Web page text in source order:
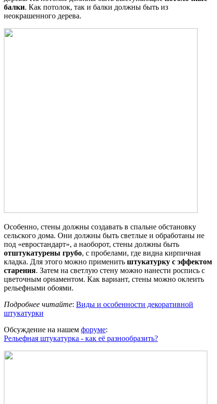
балки. Как потолок, так и балки должны быть из
неокрашенного дерева.
Особенно, стены должны создавать в спальне обстановку
сельского дома. Они должны быть светлые и обработаны не
под «евростандарт», а наоборот, стены должны быть
отштукатурены грубо, с пробелами, где видна кирпичная
кладка. Для этого можно применить штукатурку с эффектом
старения. Затем на светлую стену можно нанести роспись с
цветочным орнаментом. Как вариант, стены можно оклеить
рельефными обоями.
Подробнее читайте: Виды и особенности декоративной
штукатурки
Обсуждение на нашем форуме:
Рельефная штукатурка - как её разнообразить?